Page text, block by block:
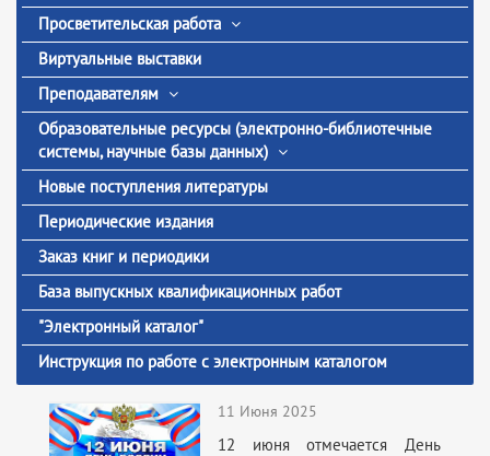
Просветительская работа
Виртуальные выставки
Преподавателям
Образовательные ресурсы (электронно-библиотечные
системы, научные базы данных)
Новые поступления литературы
Периодические издания
Заказ книг и периодики
База выпускных квалификационных работ
"Электронный каталог"
Инструкция по работе с электронным каталогом
11 Июня 2025
12 июня отмечается День